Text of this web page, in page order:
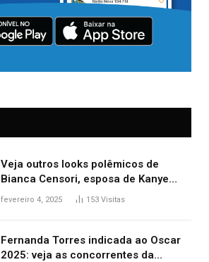
Veja outros looks polêmicos de
Bianca Censori, esposa de Kanye
West que apareceu nua no Grammy
fevereiro 4, 2025 153 Visitas
Fernanda Torres indicada ao Oscar
2025: veja as concorrentes da